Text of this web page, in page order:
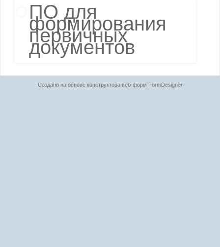
ПО для
формирования
первичных
документов
Создано на основе конструктора веб-форм FormDesigner